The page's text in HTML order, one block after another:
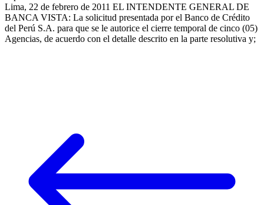
Lima, 22 de febrero de 2011 EL INTENDENTE GENERAL DE
BANCA VISTA: La solicitud presentada por el Banco de Crédito
del Perú S.A. para que se le autorice el cierre temporal de cinco (05)
Agencias, de acuerdo con el detalle descrito en la parte resolutiva y;